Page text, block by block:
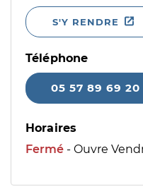
S'Y RENDRE
Téléphone
05 57 89 69 20
Horaires
Fermé - Ouvre